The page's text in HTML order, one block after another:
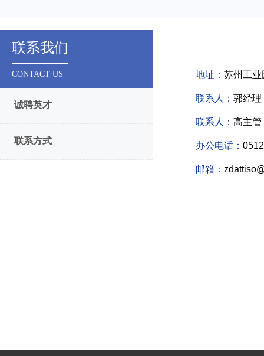
联系我们
CONTACT US
诚聘英才
联系方式
地址： 苏州工
联系人： 郭经理
联系人： 高主管
办公电话：
邮箱：